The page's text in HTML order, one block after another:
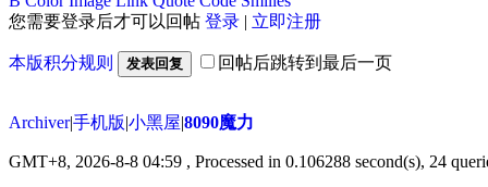
您需要登录后才可以回帖 登录 | 立即注册
本版积分规则 发表回复 回帖后跳转到最后一页
Archiver|手机版|小黑屋|8090魔力
GMT+8, 2026-8-8 04:59 , Processed in 0.106288 second(s), 24